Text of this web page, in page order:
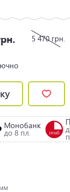
5 470 грн.
Монобанк
до 8 пл.